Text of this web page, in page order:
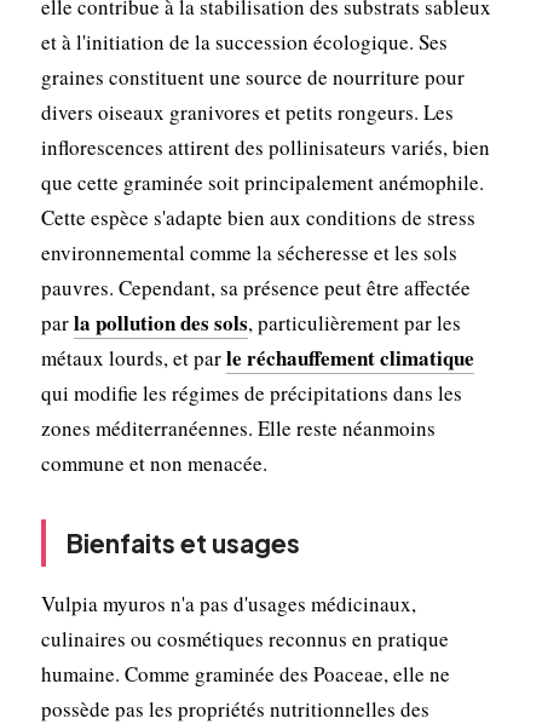
elle contribue à la stabilisation des substrats sableux
et à l'initiation de la succession écologique. Ses
graines constituent une source de nourriture pour
divers oiseaux granivores et petits rongeurs. Les
inflorescences attirent des pollinisateurs variés, bien
que cette graminée soit principalement anémophile.
Cette espèce s'adapte bien aux conditions de stress
environnemental comme la sécheresse et les sols
pauvres. Cependant, sa présence peut être affectée
parla pollution des sols, particulièrement par les
métaux lourds, et parle réchauffement climatique
qui modifie les régimes de précipitations dans les
zones méditerranéennes. Elle reste néanmoins
commune et non menacée.
Bienfaits et usages
Vulpia myuros n'a pas d'usages médicinaux,
culinaires ou cosmétiques reconnus en pratique
humaine. Comme graminée des Poaceae, elle ne
possède pas les propriétés nutritionnelles des